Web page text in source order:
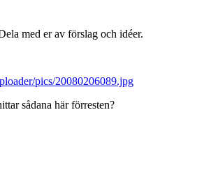
med er av förslag och idéer.
pics/20080206089.jpg
sådana här förresten?